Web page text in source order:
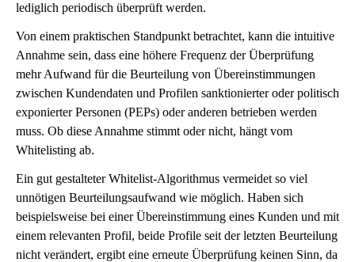
lediglich periodisch überprüft werden.
Von einem praktischen Standpunkt betrachtet, kann die intuitive
Annahme sein, dass eine höhere Frequenz der Überprüfung
mehr Aufwand für die Beurteilung von Übereinstimmungen
zwischen Kundendaten und Profilen sanktionierter oder politisch
exponierter Personen (PEPs) oder anderen betrieben werden
muss. Ob diese Annahme stimmt oder nicht, hängt vom
Whitelisting ab.
Ein gut gestalteter Whitelist-Algorithmus vermeidet so viel
unnötigen Beurteilungsaufwand wie möglich. Haben sich
beispielsweise bei einer Übereinstimmung eines Kunden und mit
einem relevanten Profil, beide Profile seit der letzten Beurteilung
nicht verändert, ergibt eine erneute Überprüfung keinen Sinn, da